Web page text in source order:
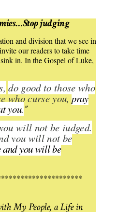
judging
and division that we see in
our readers to take time
in. In the Gospel of Luke,
do good to those who
who curse you,pray
you.”
will not be judged.
you will not be
and you will be
My People, a Life in